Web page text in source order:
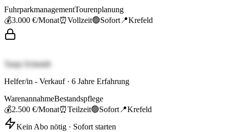
FuhrparkmanagementTourenplanung
💰3.000 €/Monat⏰Vollzeit🟢Sofort 📍Krefeld
Tanja Schmidt
Helfer/in - Verkauf· 6 Jahre Erfahrung
WarenannahmeBestandspflege
💰2.500 €/Monat⏰Teilzeit🟢Sofort 📍Krefeld
Kein Abo nötig · Sofort starten